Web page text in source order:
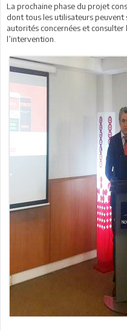
La prochaine phase du projet
dont tous les utilisateurs
autorités concernées et
l’intervention.